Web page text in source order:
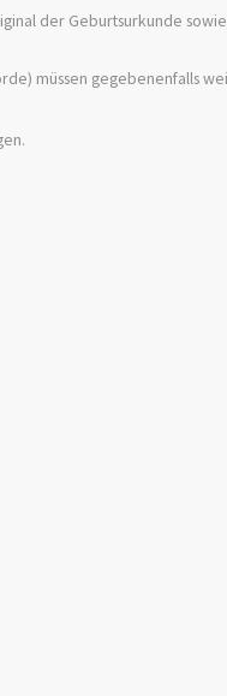
der Geburtsurkunde
müssen gegebenenfalls